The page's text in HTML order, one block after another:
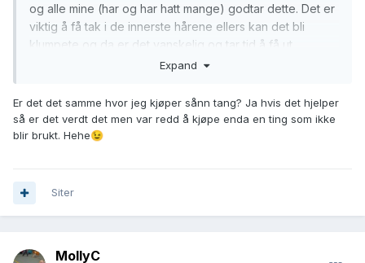
og alle mine (har og har hatt mange) godtar dette. Det er
viktig å få tak i de innerste hårene ellers kan det bli
klumpete og da er det vanskelig og tar tid å få ut.
Det er aldri feil å bruke hjelpemidler som er helt ufarlig
Expand
Er det det samme hvor jeg kjøper sånn tang? Ja hvis det hjelper
så er det verdt det men var redd å kjøpe enda en ting som ikke
blir brukt. Hehe😉
Siter
MollyC